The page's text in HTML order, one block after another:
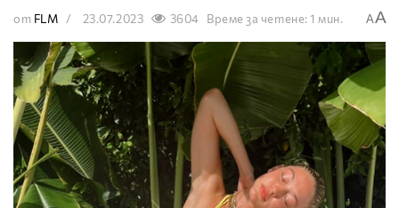
от FLM 23.07.2023 3604 Време за четене: 1 мин. AA